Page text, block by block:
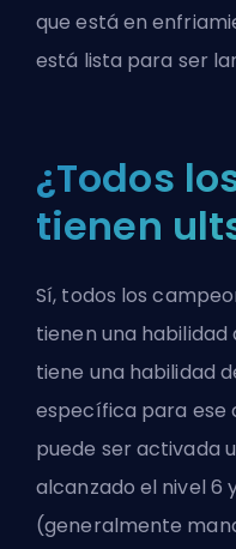
que está en
está lista para ser
¿Todos
tienen
Sí, todos los
tienen una
tiene una habilidad
específica para ese
puede ser activada
alcanzado el nivel 6
(generalmente